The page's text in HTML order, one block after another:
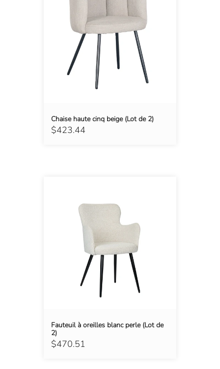
$423.44
Chaise haute cinq beige (Lot de 2)
$470.51
Fauteuil à oreilles blanc perle (Lot de
2)